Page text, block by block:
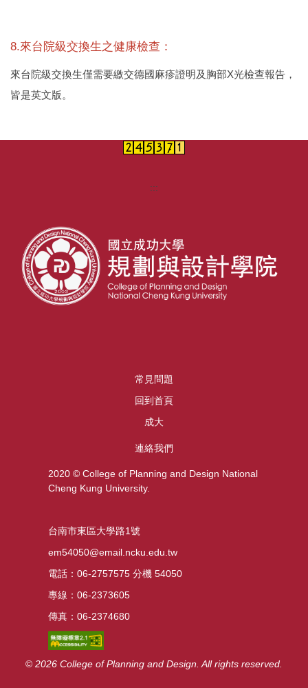
8.來台院級交換生之健康檢查：
來台院級交換生僅需要繳交德國麻疹證明及胸部X光檢查報告，
皆是英文版。
:::
常見問題
回到首頁
成大
連絡我們
2020 © College of Planning and Design National
Cheng Kung University.
台南市東區大學路1號
em54050@email.ncku.edu.tw
電話：06-2757575 分機 54050
專線：06-2373605
傳真：06-2374680
© 2026 College of Planning and Design. All rights reserved.